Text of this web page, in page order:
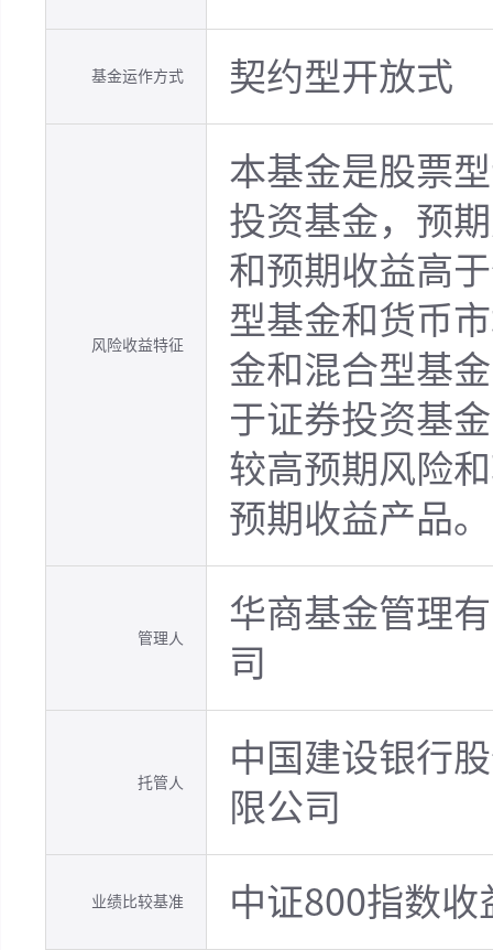
基金运作方式 契约型开放式
风险收益特征
本基金是股票
投资基金，预
和预期收益高
型基金和货币
金和混合型基
于证券投资基
较高预期风险
预期收益产品。
管理人
华商基金管理
司
托管人
中国建设银行
限公司
业绩比较基准 中证800指数